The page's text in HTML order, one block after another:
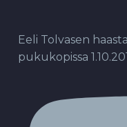
Eeli Tolvasen
pukukopissa